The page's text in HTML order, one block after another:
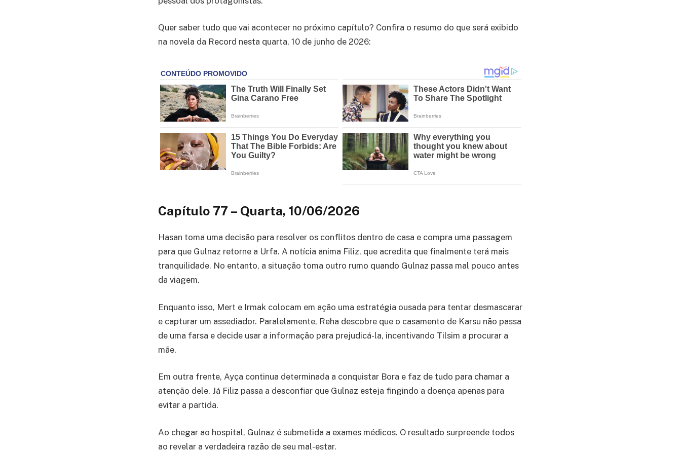
Quer saber tudo que vai acontecer no próximo capítulo? Confira o resumo do que será exibido
na novela da Record nesta quarta, 10 de junho de 2026:
Capítulo 77 – Quarta, 10/06/2026
Hasan toma uma decisão para resolver os conflitos dentro de casa e compra uma passagem
para que Gulnaz retorne a Urfa. A notícia anima Filiz, que acredita que finalmente terá mais
tranquilidade. No entanto, a situação toma outro rumo quando Gulnaz passa mal pouco antes
da viagem.
Enquanto isso, Mert e Irmak colocam em ação uma estratégia ousada para tentar desmascarar
e capturar um assediador. Paralelamente, Reha descobre que o casamento de Karsu não passa
de uma farsa e decide usar a informação para prejudicá-la, incentivando Tilsim a procurar a
mãe.
Em outra frente, Ayça continua determinada a conquistar Bora e faz de tudo para chamar a
atenção dele. Já Filiz passa a desconfiar que Gulnaz esteja fingindo a doença apenas para
evitar a partida.
Ao chegar ao hospital, Gulnaz é submetida a exames médicos. O resultado surpreende todos
ao revelar a verdadeira razão de seu mal-estar.